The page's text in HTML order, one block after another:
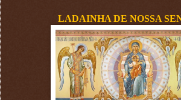
LADAINHA DE NOSSA